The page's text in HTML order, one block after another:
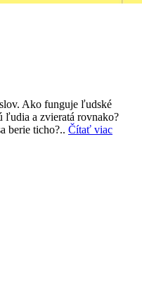
Ako funguje ľudské
ľudia a zvieratá rovnako?
berie ticho?.. Čítať viac